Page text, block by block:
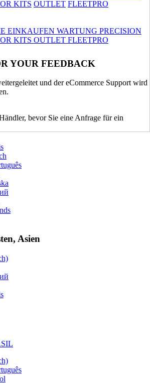
KITS OUTLET FLEETPRO
EINKAUFEN WARTUNG PRECISION
KITS OUTLET FLEETPRO
YOUR FEEDBACK
und der eCommerce Support wird
bevor Sie eine Anfrage für ein
Asien